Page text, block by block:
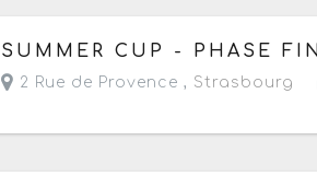
Du jeudi 6 août au mercredi 9
SUMMER CUP - PHASE
2 Rue de Provence , Strasbourg